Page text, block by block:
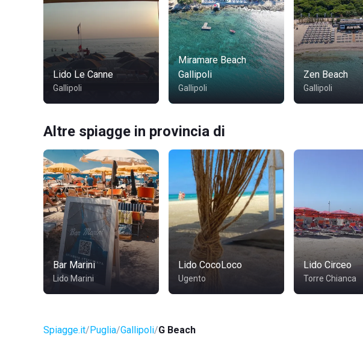
Lido Le Canne
Gallipoli
Miramare Beach
Gallipoli
Gallipoli
Zen Beach
Gallipoli
Altre spiagge in provincia di
Bar Marini
Lido Marini
Lido CocoLoco
Ugento
Lido Circeo
Torre Chianca
Spiagge.it Puglia Gallipoli G Beach